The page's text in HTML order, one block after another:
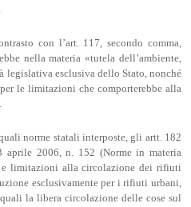
con l’art. 117, secondo comma,
nella materia «tutela dell’ambiente,
legislativa esclusiva dello Stato, nonché
le limitazioni che comporterebbe alla
norme statali interposte, gli artt. 182
aprile 2006, n. 152 (Norme in materia
e limitazioni alla circolazione dei rifiuti
esclusivamente per i rifiuti urbani,
la libera circolazione delle cose sul